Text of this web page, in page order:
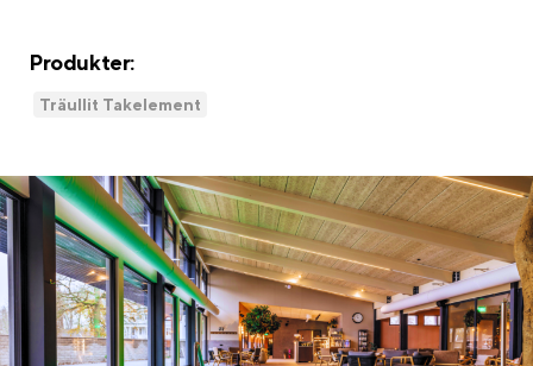
Produkter:
Träullit Takelement